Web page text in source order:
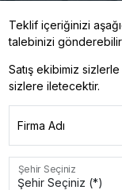
Teklif içeriğinizi
talebinizi
Satış ekibimiz
sizlere iletecektir.
Firma Adı
Şehir Seçiniz